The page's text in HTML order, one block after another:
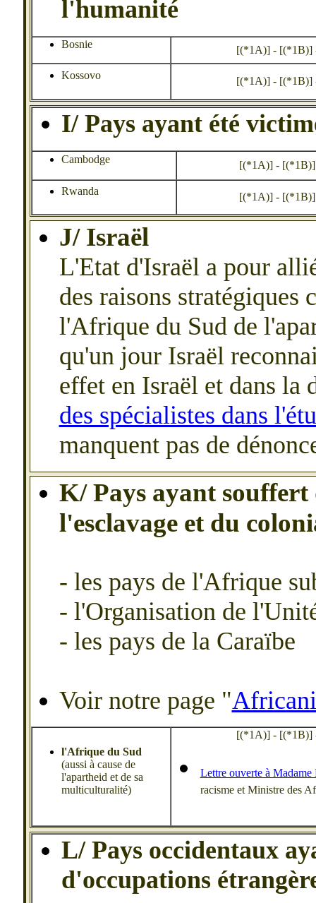
l'humanité
Bosnie [(*1A)] - [(*1B)]
Kossovo [(*1A)] - [(*1B)]
I/ Pays ayant été
Cambodge [(*1A)] -
Rwanda [(*1A)] -
J/ Israël
L'Etat d'Israël a pour
des raisons stratégiques
l'Afrique du Sud de
qu'un jour Israël
effet en Israël et dans la
des spécialistes dans
manquent pas de
K/ Pays ayant souffert
l'esclavage et du
- les pays de l'Afrique
- l'Organisation de
- les pays de la Caraïbe
Voir notre page "
l'Afrique du Sud
(aussi à cause de
l'apartheid et de sa
multiculturalité)
[(*1A)] - [(*1B)]
Lettre ouverte à
racisme et Ministre des
L/ Pays occidentaux
d'occupations